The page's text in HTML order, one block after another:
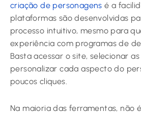
criação de personagens é a
plataformas são desenvolvidas
processo intuitivo, mesmo para
experiência com programas de
Basta acessar o site, selecionar
personalizar cada aspecto do
poucos cliques.
Na maioria das ferramentas, não